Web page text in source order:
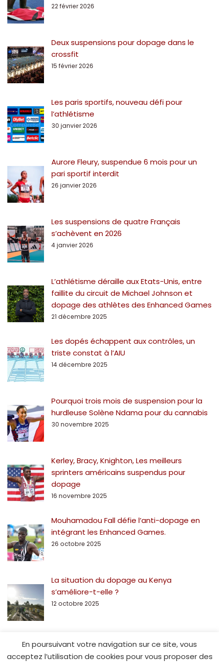
22 février 2026
Deux suspensions pour dopage dans le
crossfit
15 février 2026
Les paris sportifs, nouveau défi pour
l’athlétisme
30 janvier 2026
Aurore Fleury, suspendue 6 mois pour un
pari sportif interdit
26 janvier 2026
Les suspensions de quatre Français
s’achèvent en 2026
4 janvier 2026
L’athlétisme déraille aux Etats-Unis, entre
faillite du circuit de Michael Johnson et
dopage des athlètes des Enhanced Games
21 décembre 2025
Les dopés échappent aux contrôles, un
triste constat à l’AIU
14 décembre 2025
Pourquoi trois mois de suspension pour la
hurdleuse Solène Ndama pour du cannabis
30 novembre 2025
Kerley, Bracy, Knighton, Les meilleurs
sprinters américains suspendus pour
dopage
16 novembre 2025
Mouhamadou Fall défie l’anti-dopage en
intégrant les Enhanced Games.
26 octobre 2025
La situation du dopage au Kenya
s’améliore-t-elle ?
12 octobre 2025
En poursuivant votre navigation sur ce site, vous
acceptez l’utilisation de cookies pour vous proposer des